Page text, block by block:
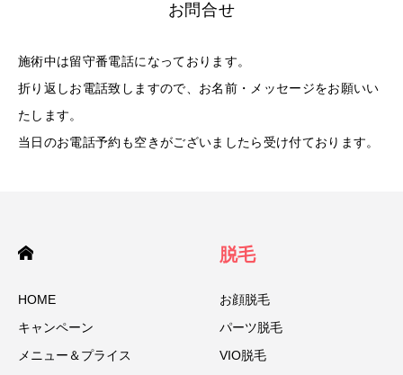
お問合せ
施術中は留守番電話になっております。
折り返しお電話致しますので、お名前・メッセージをお願いい
たします。
当日のお電話予約も空きがございましたら受け付ております。
HOME
キャンペーン
メニュー＆プライス
脱毛
お顔脱毛
パーツ脱毛
VIO脱毛